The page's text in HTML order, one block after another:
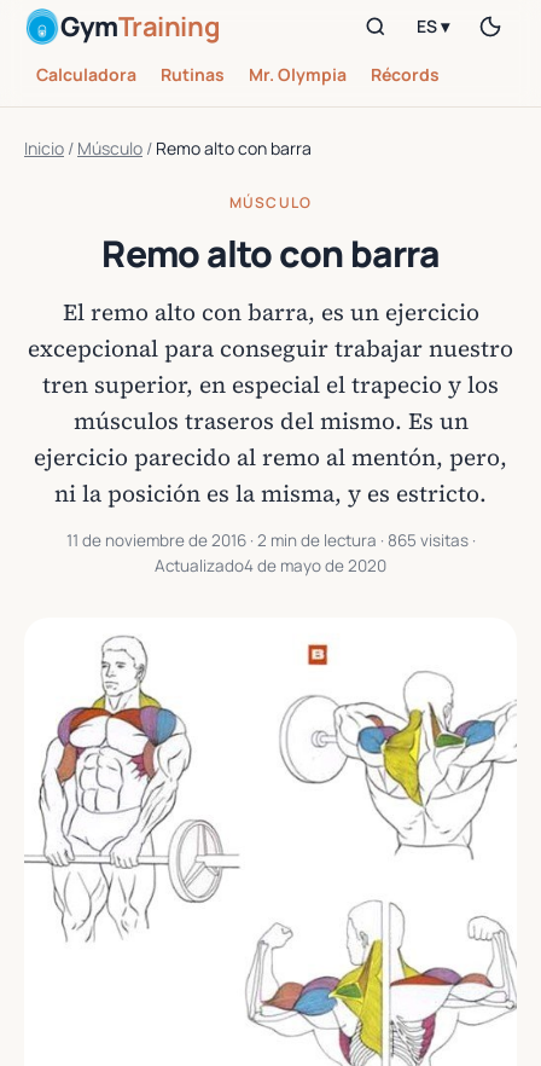
GymTraining
Calculadora Rutinas Mr. Olympia Récords
ES ▾
Inicio / Músculo / Remo alto con barra
MÚSCULO
Remo alto con barra
El remo alto con barra, es un ejercicio
excepcional para conseguir trabajar nuestro
tren superior, en especial el trapecio y los
músculos traseros del mismo. Es un
ejercicio parecido al remo al mentón, pero,
ni la posición es la misma, y es estricto.
11 de noviembre de 2016· 2 min de lectura · 865 visitas ·
Actualizado4 de mayo de 2020